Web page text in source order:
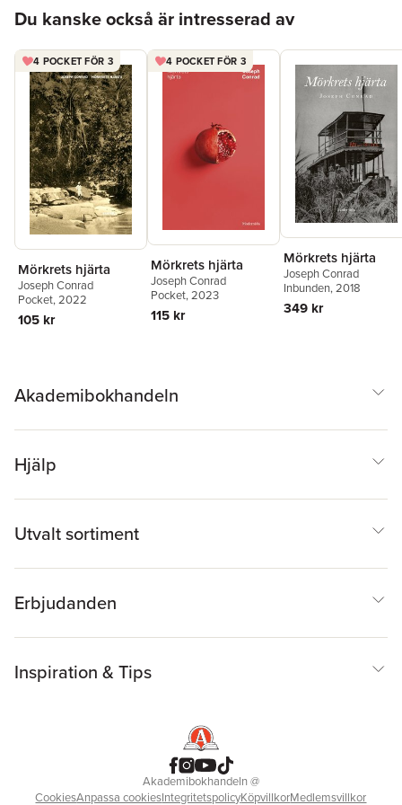
Du kanske också är intresserad av
4 POCKET FÖR 3
Mörkrets hjärta
Joseph Conrad
Pocket, 2022
105 kr
4 POCKET FÖR 3
Mörkrets hjärta
Joseph Conrad
Pocket, 2023
115 kr
Mörkrets hjärta
Joseph Conrad
Inbunden, 2018
349 kr
Akademibokhandeln
Hjälp
Utvalt sortiment
Erbjudanden
Inspiration & Tips
Akademibokhandeln@
CookiesAnpassa cookiesIntegritetspolicyKöpvillkorMedlemsvillkor